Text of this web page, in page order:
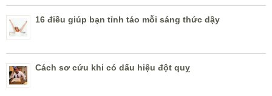
16 điều giúp bạn tỉnh táo mỗi sáng thức dậy
Cách sơ cứu khi có dấu hiệu đột quỵ